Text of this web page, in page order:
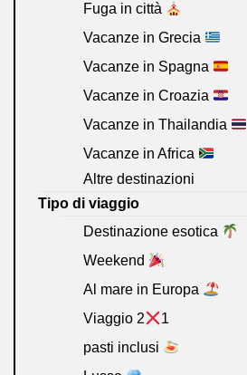
Fuga in città
Vacanze in Grecia
Vacanze in Spagna
Vacanze in Croazia
Vacanze in Thailandia
Vacanze in Africa
Altre destinazioni
Tipo di viaggio
Destinazione esotica
Weekend
Al mare in Europa
Viaggio 2
1
pasti inclusi